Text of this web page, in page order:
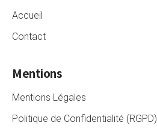
Accueil
Contact
Mentions
Mentions Légales
Politique de Confidentialité (RGPD)